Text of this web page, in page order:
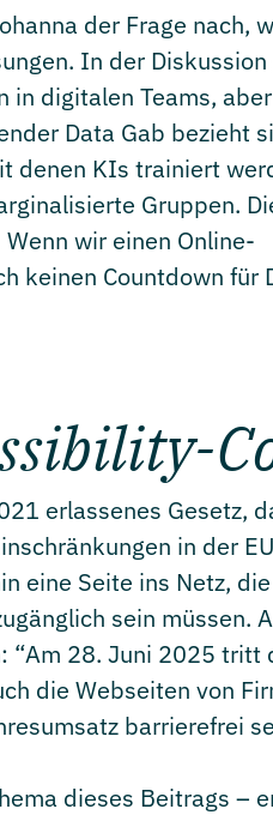
der Frage nach,
In der Diskussion
digitalen Teams,
Data Gab bezieht
denen KIs trainiert
Gruppen.
wir einen Online-
keinen Countdown für
erlassenes Gesetz,
in der EU
eine Seite ins Netz,
sein müssen.
“Am 28. Juni 2025 tritt
die Webseiten von
barrierefrei
dieses Beitrags –